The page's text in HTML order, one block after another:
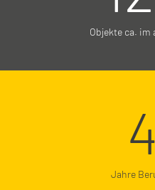
Objekte ca. im
Jahre